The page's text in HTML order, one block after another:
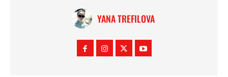
YANA TREFILOVA